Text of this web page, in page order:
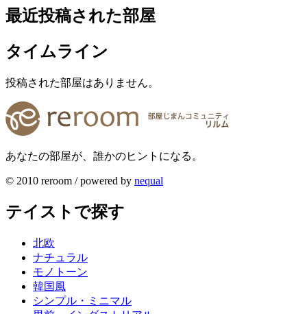
最近投稿された部屋
タイムライン
投稿された部屋はありません。
あなたの部屋が、誰かのヒントになる。
© 2010 reroom / powered by nequal
テイストで探す
北欧
ナチュラル
モノトーン
韓国風
シンプル・ミニマル